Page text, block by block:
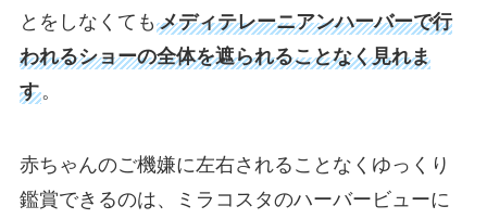
とをしなくても メディテレーニアンハーバーで行
われるショーの全体を遮られることなく見れま
す。
赤ちゃんのご機嫌に左右されることなくゆっくり
鑑賞できるのは、ミラコスタのハーバービューに